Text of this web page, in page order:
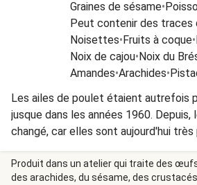
Graines de sésame•
Peut contenir des traces
Noisettes•Fruits à coque•
Noix de cajou•Noix du
Amandes•Arachides•
Les ailes de poulet étaient autrefois
jusque dans les années 1960.
changé, car elles sont aujourd'hui
monde entier pour leur polyvalence,
prononcée !
Produit dans un atelier qui traite des
des arachides, du sésame, des